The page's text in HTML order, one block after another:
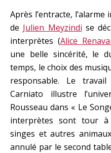
Après l’entracte, l’alarme
de Julien Meyzindi se
interprètes (Alice
une belle sincérité, le
temps, le choix des
responsable. Le travail
Carniato illustre
Rousseau dans « Le
interprètes sont tour
singes et autres
annulé par le second